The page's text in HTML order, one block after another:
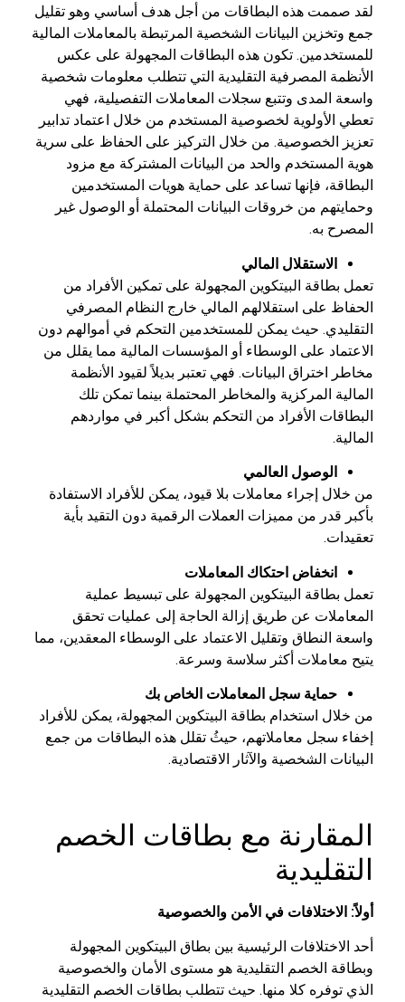
لقد صممت هذه البطاقات من أجل هدف أساسي وهو تقليل
جمع وتخزين البيانات الشخصية المرتبطة بالمعاملات المالية
للمستخدمين. تكون هذه البطاقات المجهولة على عكس
الأنظمة المصرفية التقليدية التي تتطلب معلومات شخصية
واسعة المدى وتتبع سجلات المعاملات التفصيلية، فهي
تعطي الأولوية لخصوصية المستخدم من خلال اعتماد تدابير
تعزيز الخصوصية. من خلال التركيز على الحفاظ على سرية
هوية المستخدم والحد من البيانات المشتركة مع مزود
البطاقة، فإنها تساعد على حماية هويات المستخدمين
وحمايتهم من خروقات البيانات المحتملة أو الوصول غير
المصرح به.
الاستقلال المالي
تعمل بطاقة البيتكوين المجهولة على تمكين الأفراد من
الحفاظ على استقلالهم المالي خارج النظام المصرفي
التقليدي. حيث يمكن للمستخدمين التحكم في أموالهم دون
الاعتماد على الوسطاء أو المؤسسات المالية مما يقلل من
مخاطر اختراق البيانات. فهي تعتبر بديلاً لقيود الأنظمة
المالية المركزية والمخاطر المحتملة بينما تمكن تلك
البطاقات الأفراد من التحكم بشكل أكبر في مواردهم
المالية.
الوصول العالمي
من خلال إجراء معاملات بلا قيود، يمكن للأفراد الاستفادة
بأكبر قدر من مميزات العملات الرقمية دون التقيد بأية
تعقيدات.
انخفاض احتكاك المعاملات
تعمل بطاقة البيتكوين المجهولة على تبسيط عملية
المعاملات عن طريق إزالة الحاجة إلى عمليات تحقق
واسعة النطاق وتقليل الاعتماد على الوسطاء المعقدين، مما
يتيح معاملات أكثر سلاسة وسرعة.
حماية سجل المعاملات الخاص بك
من خلال استخدام بطاقة البيتكوين المجهولة، يمكن للأفراد
إخفاء سجل معاملاتهم، حيثُ تقلل هذه البطاقات من جمع
البيانات الشخصية والآثار الاقتصادية.
المقارنة مع بطاقات الخصم
التقليدية
أولاً: الاختلافات في الأمن والخصوصية
أحد الاختلافات الرئيسية بين بطاق البيتكوين المجهولة
وبطاقة الخصم التقليدية هو مستوى الأمان والخصوصية
الذي توفره كلا منها. حيث تتطلب بطاقات الخصم التقليدية